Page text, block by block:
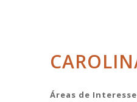
Áreas de